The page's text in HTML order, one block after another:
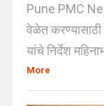
Pune PMC
वेळेत करण्यासाठी
यांचे निर्देश
More